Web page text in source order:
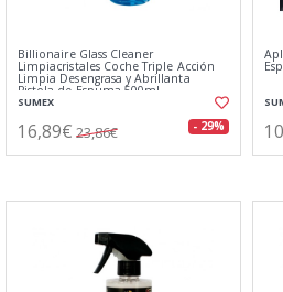
Billionaire Glass Cleaner
Limpiacristales Coche Triple Acción
Limpia Desengrasa y Abrillanta
Pistola de Espuma 500ml
SUMEX
16,89€ 23,86€ - 29%